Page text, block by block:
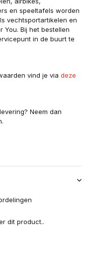
en speeltafels worden
vechtsportartikelen en
You. Bij het bestellen
in de buurt te
vind je via deze
Neem dan
dit product..